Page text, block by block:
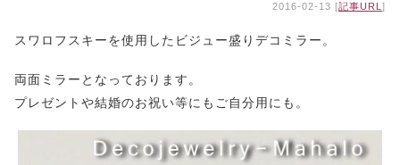
2016-02-13 [記事URL ]
スワロフスキーを使用したビジュー盛りデコミラー。
両面ミラーとなっております。
プレゼントや結婚のお祝い等にもご自分用にも。